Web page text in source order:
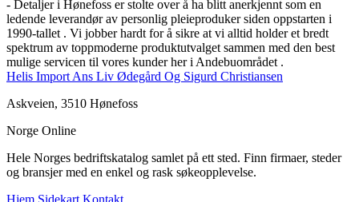
- Detaljer i Hønefoss er stolte over å ha blitt anerkjennt som en
ledende leverandør av personlig pleieproduker siden oppstarten i
1990-tallet . Vi jobber hardt for å sikre at vi alltid holder et bredt
spektrum av toppmoderne produktutvalget sammen med den best
mulige servicen til vores kunder her i Andebuområdet .
Helis Import Ans Liv Ødegård Og Sigurd Christiansen
Askveien, 3510 Hønefoss
Norge Online
Hele Norges bedriftskatalog samlet på ett sted. Finn firmaer, steder
og bransjer med en enkel og rask søkeopplevelse.
Hjem Sidekart Kontakt